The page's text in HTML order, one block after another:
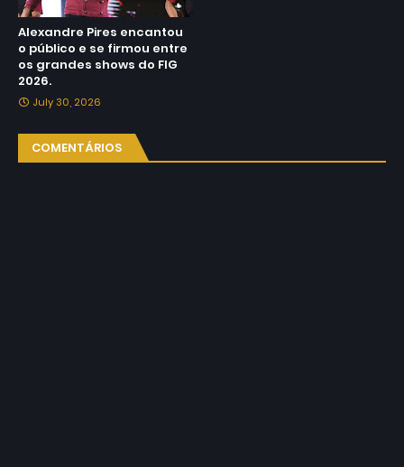
Alexandre Pires encantou
o público e se firmou entre
os grandes shows do FIG
2026.
July 30, 2026
COMENTÁRIOS